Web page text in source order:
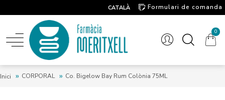
CATALÀ
Formulari de comanda
0
Inici CORPORAL Co. Bigelow Bay Rum Colònia 75ML